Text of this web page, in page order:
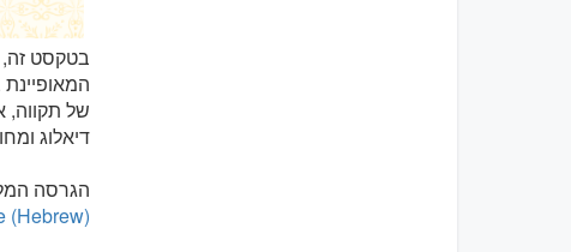
בטקסט זה,
של תקווה,
דיאלוג
הגרסה
(Hebrew)